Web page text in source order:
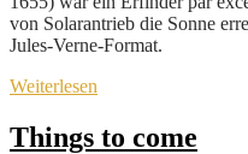
von Solarantrieb die Sonne
Jules-Verne-Format.
Weiterlesen
Things to come